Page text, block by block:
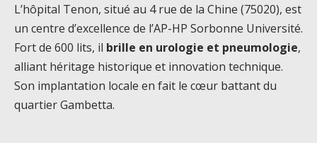
L’hôpital Tenon, situé au 4 rue de la Chine (75020), est
un centre d’excellence de l’AP-HP Sorbonne Université.
Fort de 600 lits, il brille en urologie et pneumologie,
alliant héritage historique et innovation technique.
Son implantation locale en fait le cœur battant du
quartier Gambetta.